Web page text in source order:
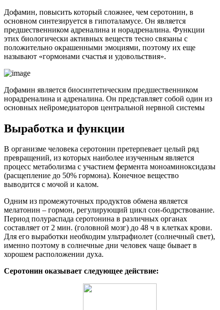
Дофамин, повысить который сложнее, чем серотонин, в
основном синтезируется в гипоталамусе. Он является
предшественником адреналина и норадреналина. Функции
этих биологически активных веществ тесно связаны с
положительно окрашенными эмоциями, поэтому их еще
называют «гормонами счастья и удовольствия».
Дофамин является биосинтетическим предшественником
норадреналина и адреналина. Он представляет собой один из
основных нейромедиаторов центральной нервной системы
Выработка и функции
В организме человека серотонин претерпевает целый ряд
превращений, из которых наиболее изученным является
процесс метаболизма с участием фермента моноаминоксидазы
(расщепление до 50% гормона). Конечное вещество
выводится с мочой и калом.
Одним из промежуточных продуктов обмена является
мелатонин – гормон, регулирующий цикл сон-бодрствование.
Период полураспада серотонина в различных органах
составляет от 2 мин. (головной мозг) до 48 ч в клетках крови.
Для его выработки необходим ультрафиолет (солнечный свет),
именно поэтому в солнечные дни человек чаще бывает в
хорошем расположении духа.
Серотонин оказывает следующее действие: